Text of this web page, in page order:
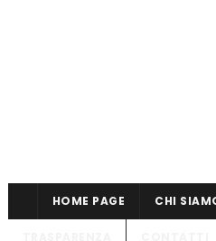
HOME PAGE CHI